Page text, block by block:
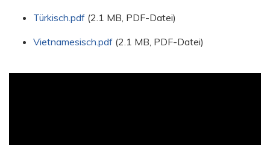
Türkisch.pdf (2.1 MB, PDF-Datei)
Vietnamesisch.pdf (2.1 MB, PDF-Datei)